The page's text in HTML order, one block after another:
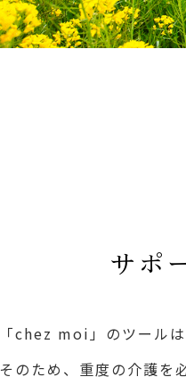
サポ
「chez moi」のツール
そのため、重度の介護を